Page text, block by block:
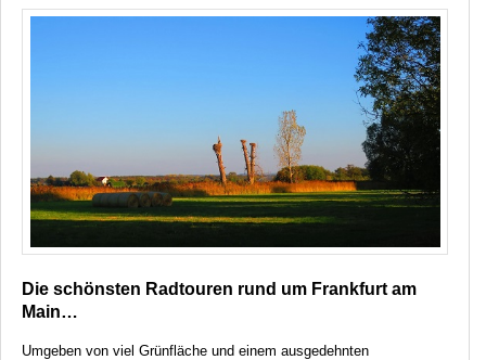
Die schönsten Radtouren rund um Frankfurt am
Main…
Umgeben von viel Grünfläche und einem ausgedehnten